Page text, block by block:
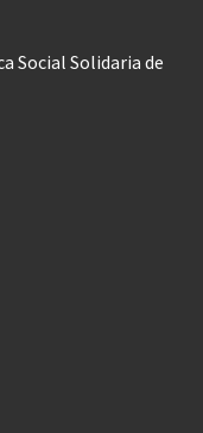
Social Solidaria de